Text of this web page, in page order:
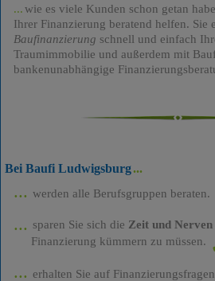
wie es viele Kunden schon getan
Ihrer Finanzierung beratend helfen. Sie
Baufinanzierung schnell und einfach
Traumimmobilie und außerdem mit
bankenunabhängige
Bei Baufi Ludwigsburg
werden alle Berufsgruppen beraten.
sparen Sie sich die Zeit und Nerven
Finanzierung kümmern zu müssen.
erhalten Sie auf